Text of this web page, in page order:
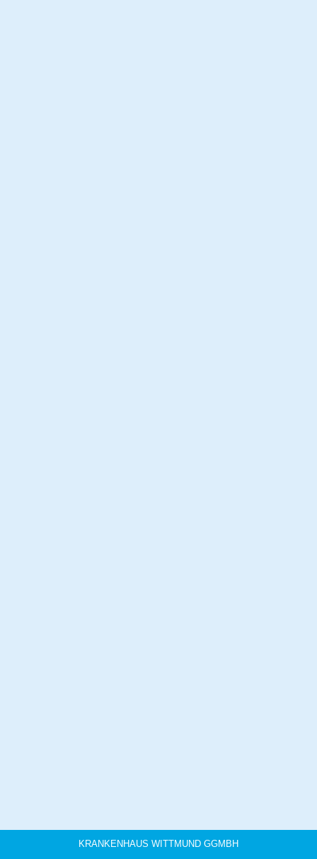
KRANKENHAUS WITTMUND GGMBH